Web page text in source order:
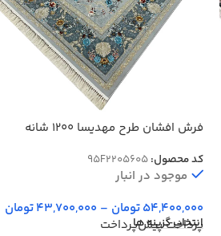
فرش افشان طرح مهدیسا 1200 شانه
کد محصول:95F2205605
موجود در انبار
54,400,000تومان –
43,700,000تومان
انتخاب گزینه ها
پرداخت پیش‌پرداخت